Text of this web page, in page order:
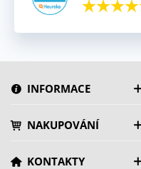
INFORMACE
NAKUPOVÁNÍ
KONTAKTY